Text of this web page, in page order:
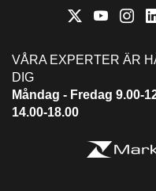
VÅRA EXPERTER ÄR
DIG
Måndag - Fredag 9.00-
14.00-18.00